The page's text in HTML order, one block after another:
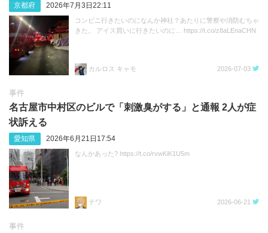
京都府 2026年7月3日22:11
コンビニ行きたいのになんか神社？あたりに警察や消防むちゃ
きた。 アイス買いに行きたいのに… https://t.co/z8aLEnaCHN
カルロス キャモ 2026-07-03
事件
名古屋市中村区のビルで「刺激臭がする」と通報 2人が症
状訴える
愛知県 2026年6月21日17:54
なんかあった? https://t.co/rvwKiK1U5m
テワ 2026-06-21
事件